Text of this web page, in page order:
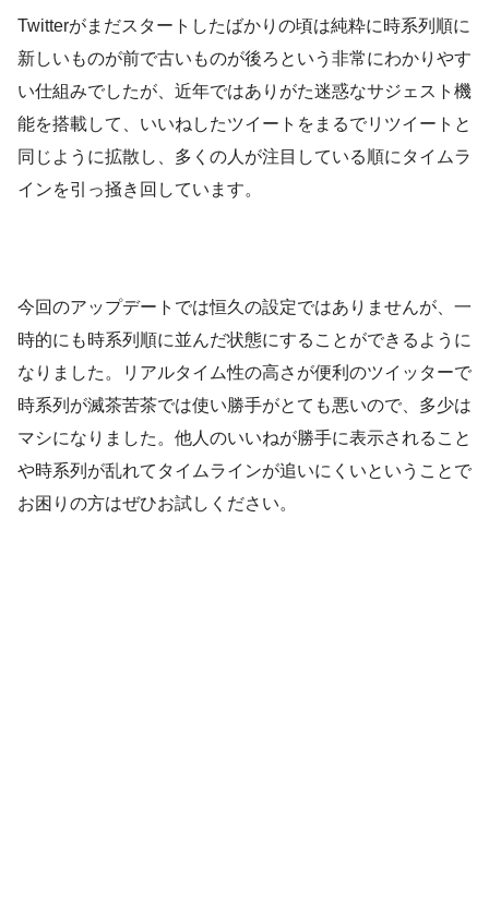
Twitterがまだスタートしたばかりの頃は純粋に時系列順に
新しいものが前で古いものが後ろという非常にわかりやす
い仕組みでしたが、近年ではありがた迷惑なサジェスト機
能を搭載して、いいねしたツイートをまるでリツイートと
同じように拡散し、多くの人が注目している順にタイムラ
インを引っ掻き回しています。
今回のアップデートでは恒久の設定ではありませんが、一
時的にも時系列順に並んだ状態にすることができるように
なりました。リアルタイム性の高さが便利のツイッターで
時系列が滅茶苦茶では使い勝手がとても悪いので、多少は
マシになりました。他人のいいねが勝手に表示されること
や時系列が乱れてタイムラインが追いにくいということで
お困りの方はぜひお試しください。